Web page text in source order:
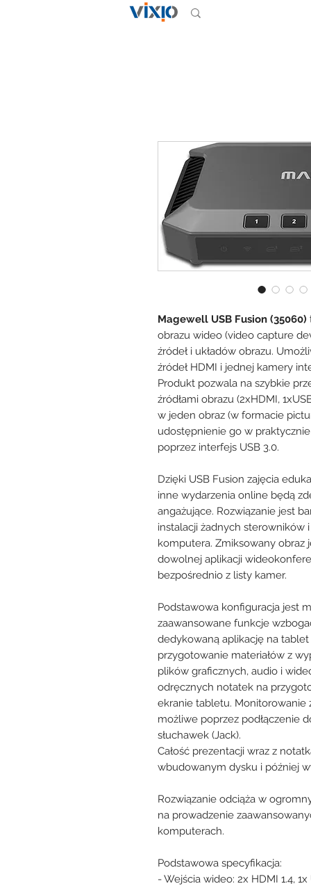
Magewell USB Fusion (35060)
obrazu wideo (video capture
źródeł i układów obrazu.
źródeł HDMI i jednej kamery
Produkt pozwala na szybkie
źródłami obrazu (2xHDMI,
w jeden obraz (w formacie
udostępnienie go w
poprzez interfejs USB 3.0.
Dzięki USB Fusion zajęcia
inne wydarzenia online będą
angażujące. Rozwiązanie jest
instalacji żadnych sterowników
komputera. Zmiksowany
dowolnej aplikacji
bezpośrednio z listy kamer.
Podstawowa konfiguracja jest
zaawansowane funkcje
dedykowaną aplikację na tablet
przygotowanie materiałów z
plików graficznych, audio i
odręcznych notatek na
ekranie tabletu. Monitorowanie
możliwe poprzez podłączenie
słuchawek (Jack).
Całość prezentacji wraz z
wbudowanym dysku i później
Rozwiązanie odciąża w
na prowadzenie
komputerach.
Podstawowa specyfikacja:
- Wejścia wideo: 2x HDMI 1.4,